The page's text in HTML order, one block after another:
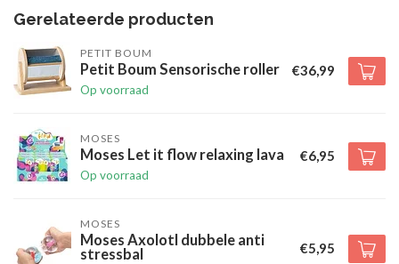
Gerelateerde producten
PETIT BOUM
Petit Boum Sensorische roller
Op voorraad
€36,99
MOSES
Moses Let it flow relaxing lava
Op voorraad
€6,95
MOSES
Moses Axolotl dubbele anti
stressbal
€5,95